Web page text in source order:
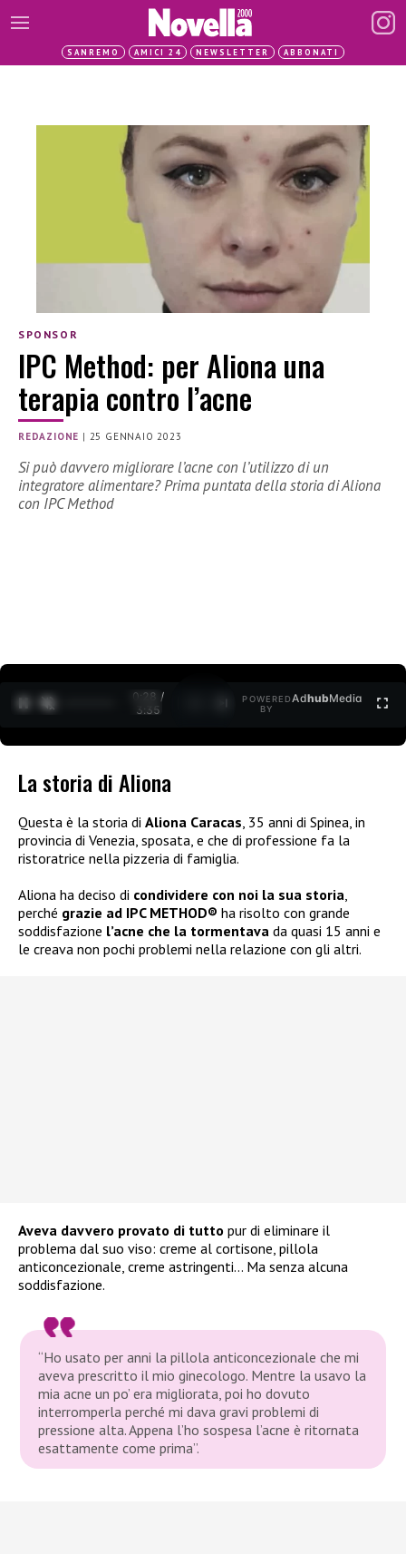
SANREMO AMICI 24 NEWSLETTER ABBONATI
SPONSOR
IPC Method: per Aliona una
terapia contro l’acne
REDAZIONE | 25 GENNAIO 2023
Si può davvero migliorare l’acne con l’utilizzo di un
integratore alimentare? Prima puntata della storia di Aliona
con IPC Method
0:29 /
3:35
POWERED
BY
AdhubMedia
La storia di Aliona
Questa è la storia di Aliona Caracas, 35 anni di Spinea, in
provincia di Venezia, sposata, e che di professione fa la
ristoratrice nella pizzeria di famiglia.
Aliona ha deciso di condividere con noi la sua storia,
perché grazie ad IPC METHOD® ha risolto con grande
soddisfazione l’acne che la tormentava da quasi 15 anni e
le creava non pochi problemi nella relazione con gli altri.
Aveva davvero provato di tutto pur di eliminare il
problema dal suo viso: creme al cortisone, pillola
anticoncezionale, creme astringenti… Ma senza alcuna
soddisfazione.
“Ho usato per anni la pillola anticoncezionale che mi
aveva prescritto il mio ginecologo. Mentre la usavo la
mia acne un po’ era migliorata, poi ho dovuto
interromperla perché mi dava gravi problemi di
pressione alta. Appena l’ho sospesa l’acne è ritornata
esattamente come prima”.